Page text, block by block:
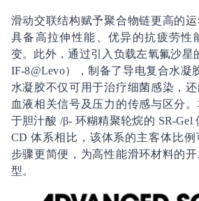
滑动交联结构赋予聚合物链更高的运
具备高拉伸性能、优异的抗疲劳性
变。此外，通过引入负载左氧氟沙星
IF-8@Levo），制备了导电复合水凝
水凝胶不仅可用于治疗细菌感染，还
血液相关信号及压力的传感与区分
于胆汁酸 /β- 环糊精聚轮烷的 SR-Gel
CD 体系相比，该体系的主客体比
步骤更简便，为高性能滑环材料的
型。